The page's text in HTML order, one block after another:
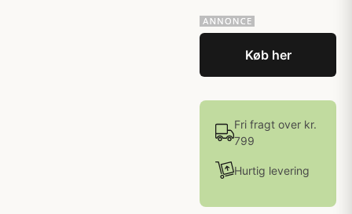
Køb her
Fri fragt over kr.
799
Hurtig levering